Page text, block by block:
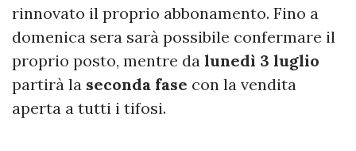
rinnovato il proprio abbonamento. Fino a
domenica sera sarà possibile confermare il
proprio posto, mentre da lunedì 3 luglio
partirà la seconda fase con la vendita
aperta a tutti i tifosi.